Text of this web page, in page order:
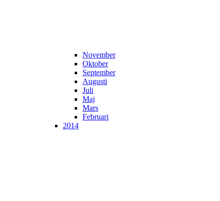
November
Oktober
September
Augusti
Juli
Maj
Mars
Februari
2014